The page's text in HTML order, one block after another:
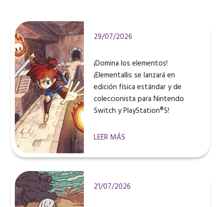
29/07/2026
¡Domina los elementos!
¡Elementallis se lanzará en
edición física estándar y de
coleccionista para Nintendo
Switch y PlayStation®5!
LEER MÁS
21/07/2026